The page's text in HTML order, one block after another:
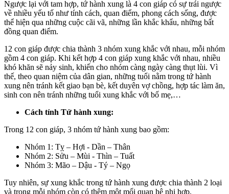
Ngược lại với tam hợp, tứ hành xung là 4 con giáp có sự trái ngược
về nhiều yếu tố như tính cách, quan điểm, phong cách sống, được
thể hiện qua những cuộc cãi vã, những lần khắc khẩu, những bất
đồng quan điểm.
12 con giáp được chia thành 3 nhóm xung khắc với nhau, mỗi nhóm
gồm 4 con giáp. Khi kết hợp 4 con giáp xung khắc với nhau, nhiều
khó khăn sẽ nảy sinh, khiến cho nhóm càng ngày càng thụt lùi. Vì
thế, theo quan niệm của dân gian, những tuổi nằm trong tứ hành
xung nên tránh kết giao bạn bè, kết duyên vợ chồng, hợp tác làm ăn,
sinh con nên tránh những tuổi xung khắc với bố mẹ,…
Cách tính Tứ hành xung:
Trong 12 con giáp, 3 nhóm tứ hành xung bao gồm:
Nhóm 1: Tỵ – Hợi - Dần – Thân
Nhóm 2: Sửu – Mùi - Thìn – Tuất
Nhóm 3: Mão – Dậu - Tý – Ngọ
Tuy nhiên, sự xung khắc trong tứ hành xung được chia thành 2 loại
và trong mỗi nhóm còn có thêm một mối quan hệ nhị hợp.